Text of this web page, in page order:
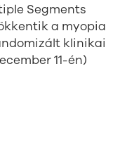
Segments
a myopia
klinikai
11-én)